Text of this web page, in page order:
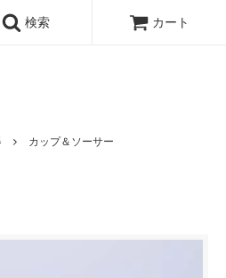
ア,クイストゴーなどの北欧ヴィンテ
ュエリーなどの作家の作品が並びま
検索 カート
カップ＆ソーサー